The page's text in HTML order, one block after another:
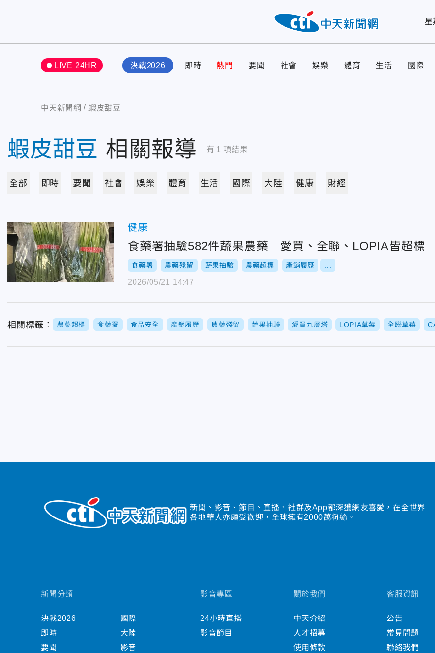
星
LIVE 24HR 決戰2026 即時 熱門 要聞 社會 娛樂 體育 生活 國際
中天新聞網 蝦皮甜豆
蝦皮甜豆 相關報導 有 1 項結果
全部 即時 要聞 社會 娛樂 體育 生活 國際 大陸 健康 財經
健康
食藥署抽驗582件蔬果農藥 愛買、全聯、LOPIA皆超標
食藥署 農藥殘留 蔬果抽驗 農藥超標 產銷履歷
2026/05/21 14:47
相關標籤： 農藥超標 食藥署 食品安全 產銷履歷 農藥殘留 蔬果抽驗 愛買九層塔 LOPIA草莓 全聯草莓
新聞、影音、節目、直播、社群及App都深獲網友喜愛，在全世界
各地華人亦頗受歡迎，全球擁有2000萬粉絲。
新聞分類
決戰2026
即時
要聞
國際
大陸
影音
影音專區
24小時直播
影音節目
關於我們
中天介紹
人才招募
使用條款
客服資訊
公告
常見問題
聯絡我們